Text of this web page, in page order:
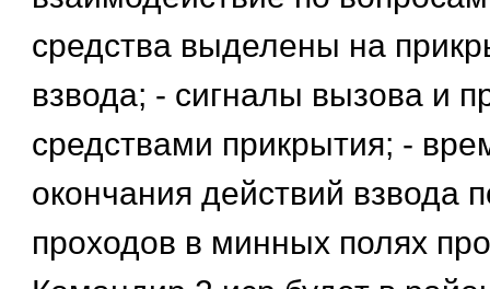
средства выделены на
взвода; - сигналы вызова и
средствами прикрытия; -
окончания действий взвода
проходов в минных полях